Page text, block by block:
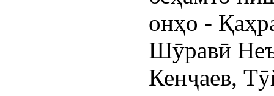
онҳо -
Шӯравӣ
Кенҷаев,